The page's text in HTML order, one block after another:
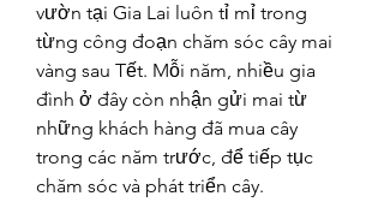
vườn tại Gia Lai luôn tỉ mỉ trong
từng công đoạn chăm sóc cây mai
vàng sau Tết. Mỗi năm, nhiều gia
đình ở đây còn nhận gửi mai từ
những khách hàng đã mua cây
trong các năm trước, để tiếp tục
chăm sóc và phát triển cây.